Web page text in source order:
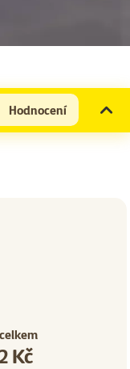
Hodnocení
Kč